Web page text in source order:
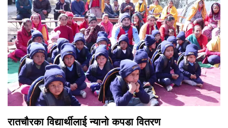
रातचौरका विद्यार्थीलाई न्यानो कपडा वितरण